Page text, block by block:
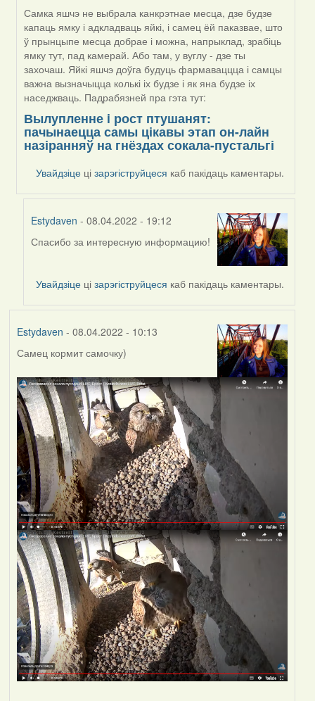
Самка яшчэ не выбрала канкрэтнае месца, дзе будзе
капаць ямку і адкладваць яйкі, і самец ёй паказвае, што
ў прынцыпе месца добрае і можна, напрыклад, зрабіць
ямку тут, пад камерай. Або там, у вуглу - дзе ты
захочаш. Яйкі яшчэ доўга будуць фармаваццца і самцы
важна вызначыцца колькі іх будзе і як яна будзе іх
наседжваць. Падрабязней пра гэта тут:
Вылупленне i рост птушанят:
пачынаецца самы цікавы этап он-лайн
назіранняў на гнёздах сокала-пустальгі
Увайдзіце цізарэгіструйцеся каб пакідаць каментары.
Estydaven - 08.04.2022 - 19:12
In
by
Harrier
Спасибо за интересную информацию!
Увайдзіце цізарэгіструйцеся каб пакідаць каментары.
Estydaven - 08.04.2022 - 10:13
Самец кормит самочку)